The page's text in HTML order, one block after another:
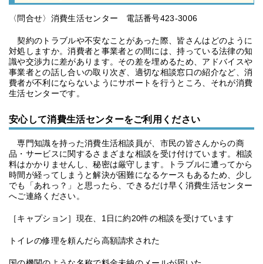
〈問合せ〉消費生活センター 電話番号423-3006
契約のトラブルや不安なことがあった際、皆さんはどのように
対処しますか。消費者と事業者との間には、持っている法律の知
識や交渉力に差があります。その差を埋めるため、アドバイスや
事業者との話し合いの取り次ぎ、適切な相談窓口の紹介など、消
費者が不利にならないようにサポートを行うところ、それが消費
生活センターです。
安心して消費生活センターをご利用ください
専門知識を持った消費生活相談員が、市民の皆さんからの商
品・サービスに関するさまざまな相談を受け付けています。相談
料はかかりませんし、秘密は厳守します。トラブルに遭ってから
時間が経ってしまうと解決が困難になるケースもあるため、少し
でも「あれっ？」と思ったら、できるだけ早く消費生活センター
へご連絡ください。
［キャプション］現在、1日に約20件の相談を受けています
トイレの修理を頼んだら高額請求された